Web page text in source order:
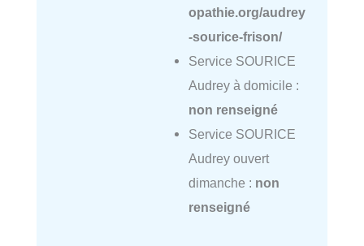
opathie.org/audrey
-sourice-frison/
Service SOURICE
Audrey à domicile :
non renseigné
Service SOURICE
Audrey ouvert
dimanche : non
renseigné